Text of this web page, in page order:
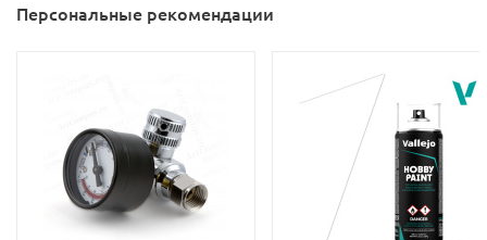
Персональные рекомендации